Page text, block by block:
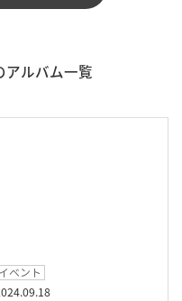
アルバム一覧
イベント